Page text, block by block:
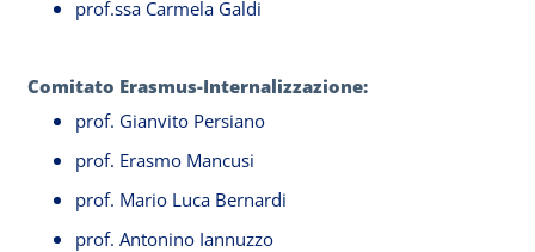
prof.ssa Carmela Galdi
Comitato Erasmus-Internalizzazione:
prof. Gianvito Persiano
prof. Erasmo Mancusi
prof. Mario Luca Bernardi
prof. Antonino Iannuzzo